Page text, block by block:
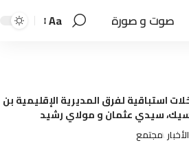
صوت و صورة Aa
استباقية لفرق المديرية الإقليمية بن
سيدي عثمان و مولاي رشيد
مجتمع